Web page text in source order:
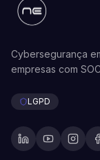
Cybersegurança
empresas com
LGPD